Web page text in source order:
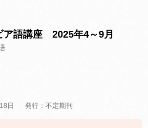
語講座 2025年4～9月
日 発行：不定期刊